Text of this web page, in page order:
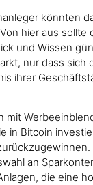
könnten
hier aus sollte
und Wissen
nur dass sich
ihrer
in Bitcoin
an
die eine